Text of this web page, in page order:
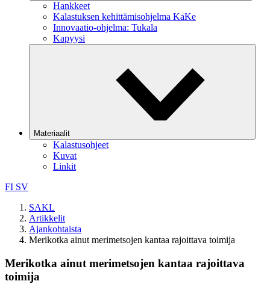
Hankkeet
Kalastuksen kehittämisohjelma KaKe
Innovaatio-ohjelma: Tukala
Kapyysi
Materiaalit
Kalastusohjeet
Kuvat
Linkit
FI SV
SAKL
Artikkelit
Ajankohtaista
Merikotka ainut merimetsojen kantaa rajoittava toimija
Merikotka ainut merimetsojen kantaa rajoittava
toimija